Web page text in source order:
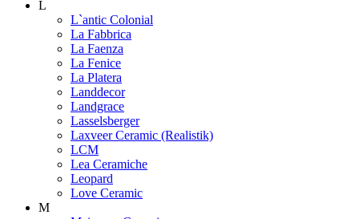
L
L`antic Colonial
La Fabbrica
La Faenza
La Fenice
La Platera
Landdecor
Landgrace
Lasselsberger
Laxveer Ceramic (Realistik)
LCM
Lea Ceramiche
Leopard
Love Ceramic
M